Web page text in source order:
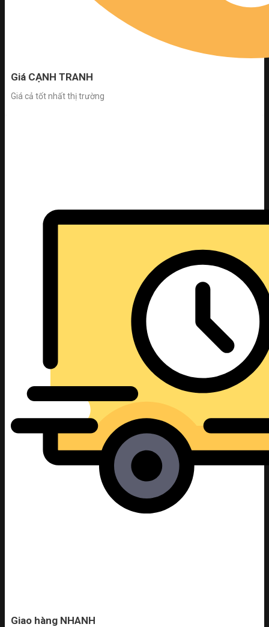
Giá CẠNH TRANH
Giá cả tốt nhất thị trường
Giao hàng NHANH